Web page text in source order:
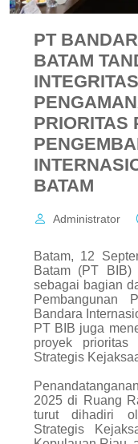
PT
BATAM
PRIORITAS
BATAM
Administrator
Batam, 12
Batam (PT BIB)
sebagai bagian
Pembangunan
Bandara
PT BIB juga
proyek prioritas
Strategis
2025 di Ruang
turut dihadiri
Strategis